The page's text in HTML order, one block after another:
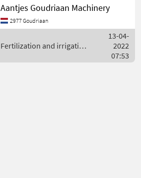
Dubbel horizontale
strooiwals •
Strooiinrichting is
te gebruiken voor transport
Aantjes Goudriaan Machinery
2977 Goudriaan
Fertilization and irrigation
13-04-
2022
07:53